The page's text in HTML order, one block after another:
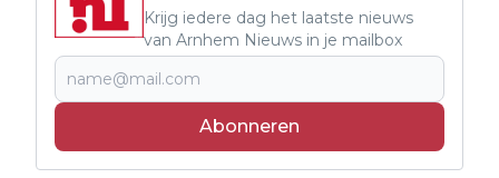
Krijg iedere dag het laatste nieuws
van Arnhem Nieuws in je mailbox
Abonneren